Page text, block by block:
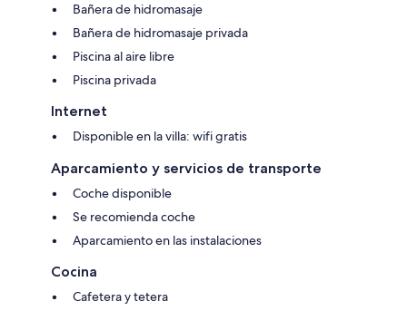
Bañera de hidromasaje
Bañera de hidromasaje privada
Piscina al aire libre
Piscina privada
Internet
Disponible en la villa: wifi gratis
Aparcamiento y servicios de transporte
Coche disponible
Se recomienda coche
Aparcamiento en las instalaciones
Cocina
Cafetera y tetera